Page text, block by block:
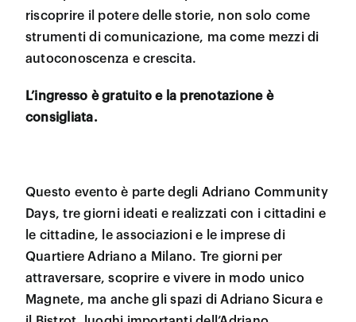
riscoprire il potere delle storie, non solo come
strumenti di comunicazione, ma come mezzi di
autoconoscenza e crescita.
L’ingresso è gratuito e la prenotazione è
consigliata.
Questo evento è parte degli Adriano Community
Days, tre giorni ideati e realizzati con i cittadini e
le cittadine, le associazioni e le imprese di
Quartiere Adriano a Milano. Tre giorni per
attraversare, scoprire e vivere in modo unico
Magnete, ma anche gli spazi di Adriano Sicura e